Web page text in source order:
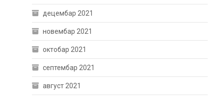
децембар 2021
новембар 2021
октобар 2021
септембар 2021
август 2021